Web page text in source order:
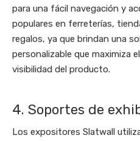
para una fácil navegación y
populares en ferreterías,
regalos, ya que brindan una
personalizable que maximiza
visibilidad del producto.
4. Soportes de
Los expositores Slatwall